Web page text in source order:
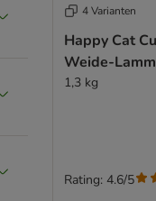
4 Varianten
Happy Cat
Weide-Lamm
1,3 kg
Rating: 4.6/5